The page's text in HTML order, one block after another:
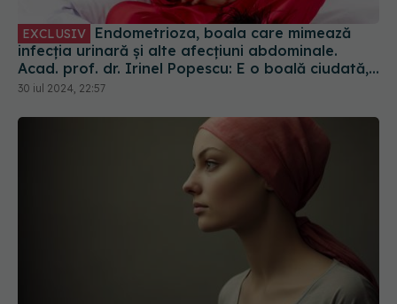
EXCLUSIV
infecția urinară și alte afecțiuni abdominale.
Acad. prof. dr. Irinel Popescu: E o boală ciudată,
misterioasă
30 iul 2024, 22:57